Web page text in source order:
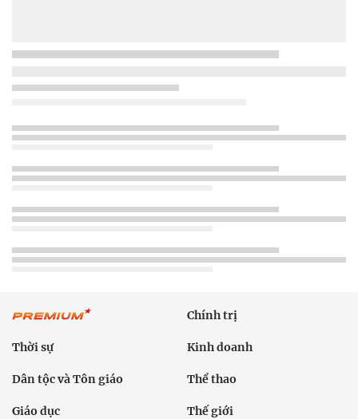
Chính trị
Thời sự Kinh doanh
Dân tộc và Tôn giáo Thể thao
Giáo dục Thế giới